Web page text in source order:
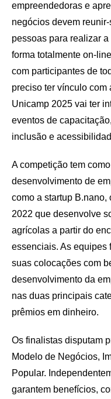
empreendedoras e
negócios devem
pessoas para realizar
forma totalmente on-
com participantes de
preciso ter vínculo com
Unicamp 2025 vai ter
eventos de
inclusão e
A competição tem
desenvolvimento de
como a startup
2022 que desenvolve
agrícolas a partir do
essenciais. As equipes
suas colocações com
desenvolvimento da
nas duas principais
prêmios em dinheiro.
Os finalistas disputam
Modelo de Negócios,
Popular.
garantem benefícios,